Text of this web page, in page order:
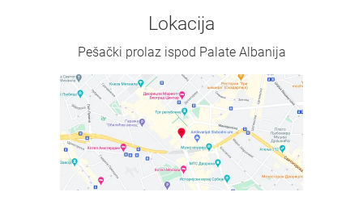
Lokacija
Pešački prolaz ispod Palate Albanija